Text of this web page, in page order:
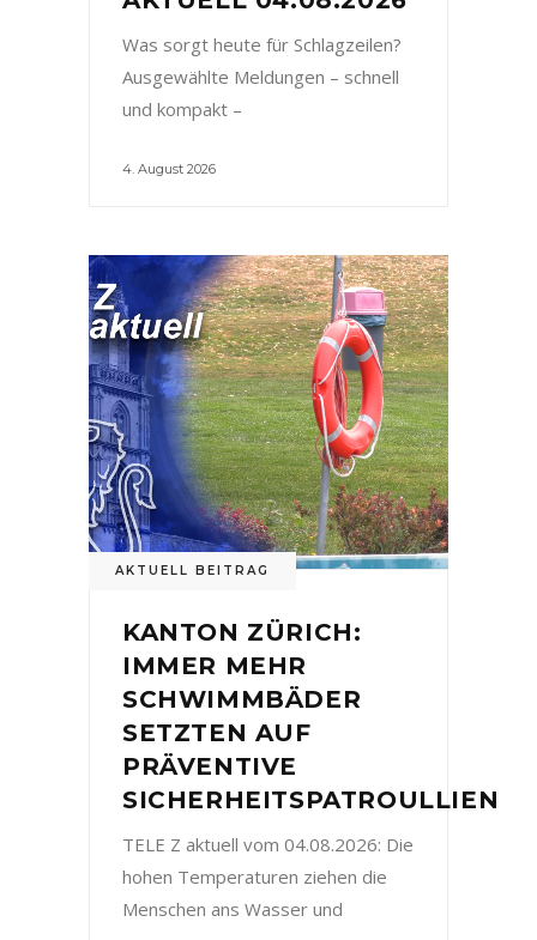
Was sorgt heute für Schlagzeilen?
Ausgewählte Meldungen – schnell
und kompakt –
4. August 2026
AKTUELL BEITRAG
KANTON ZÜRICH:
IMMER MEHR
SCHWIMMBÄDER
SETZTEN AUF
PRÄVENTIVE
SICHERHEITSPATROULLIEN
TELE Z aktuell vom 04.08.2026: Die
hohen Temperaturen ziehen die
Menschen ans Wasser und